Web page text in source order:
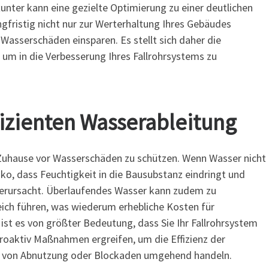
kann eine gezielte Optimierung zu einer deutlichen
nicht nur zur Werterhaltung Ihres Gebäudes
einsparen. Es stellt sich daher die
in die Verbesserung Ihres Fallrohrsystems zu
Wasserableitung
vor Wasserschäden zu schützen. Wenn Wasser nicht
dass Feuchtigkeit in die Bausubstanz eindringt und
Überlaufendes Wasser kann zudem zu
führen, was wiederum erhebliche Kosten für
es von größter Bedeutung, dass Sie Ihr Fallrohrsystem
Maßnahmen ergreifen, um die Effizienz der
Abnutzung oder Blockaden umgehend handeln.